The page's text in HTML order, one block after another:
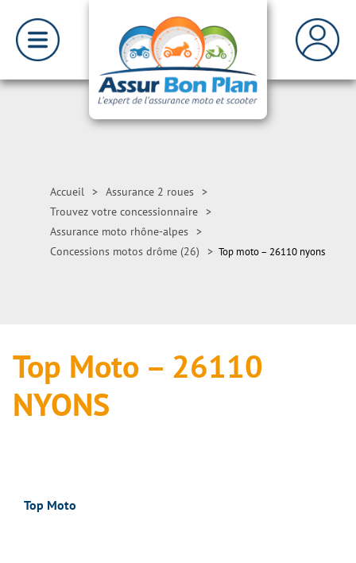
Accueil > Assurance 2 roues >
Trouvez votre concessionnaire >
Assurance moto rhône-alpes >
Concessions motos drôme (26)
> Top moto – 26110 nyons
Top Moto – 26110
NYONS
Top Moto